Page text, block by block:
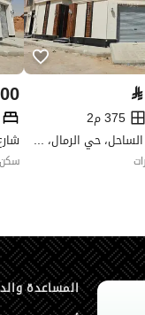
التواصل الإجتماعي
رقم الأرض
ملاحظات
⃁
375 م2
شارع شارع وادي الساحل، حي الرمال، شرق الرياض، الرياض
سكن
المساعدة